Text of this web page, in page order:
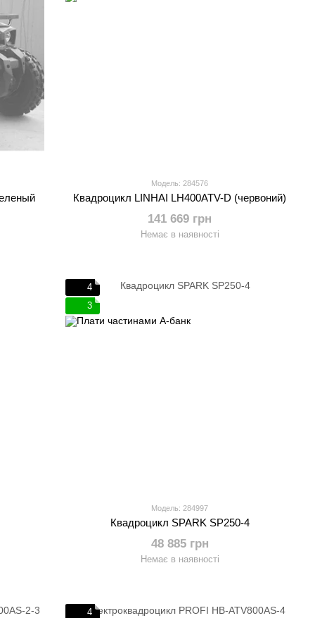
Модель: 284576
Квадроцикл LINHAI LH400ATV-D (червоний)
141 669 грн
Немає в наявності
4
3
Модель: 284997
Квадроцикл SPARK SP250-4
48 885 грн
Немає в наявності
4